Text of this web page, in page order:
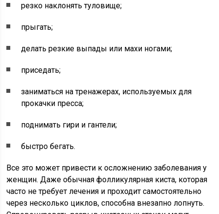
резко наклонять туловище;
прыгать;
делать резкие выпады или махи ногами;
приседать;
заниматься на тренажерах, используемых для
прокачки пресса;
поднимать гири и гантели;
быстро бегать.
Все это может привести к осложнению заболевания у
женщин. Даже обычная фолликулярная киста, которая
часто не требует лечения и проходит самостоятельно
через несколько циклов, способна внезапно лопнуть.